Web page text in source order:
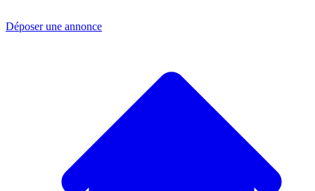
Déposer une annonce